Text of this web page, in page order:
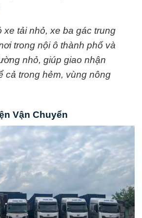
xe tải nhỏ, xe ba gác trung
trong nội ô thành phố và
nhỏ, giúp giao nhận
cả trong hẻm, vùng nông
Vận Chuyển